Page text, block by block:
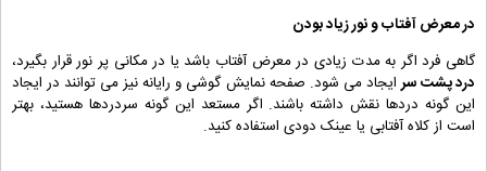
در معرض آفتاب و نور زیاد بودن
گاهی فرد اگر به مدت زیادی در معرض آفتاب باشد یا در مکانی پر نور قرار بگیرد،
درد پشت سرایجاد می شود. صفحه نمایش گوشی و رایانه نیز می توانند در ایجاد
این گونه دردها نقش داشته باشند. اگر مستعد این گونه سردردها هستید، بهتر
است از کلاه آفتابی یا عینک دودی استفاده کنید.